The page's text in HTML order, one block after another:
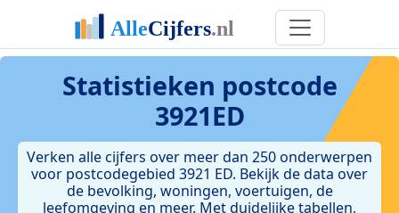
Statistieken postcode
3921ED
Verken alle cijfers over meer dan 250 onderwerpen
voor postcodegebied 3921 ED. Bekijk de data over
de bevolking, woningen, voertuigen, de
leefomgeving en meer. Met duidelijke tabellen,